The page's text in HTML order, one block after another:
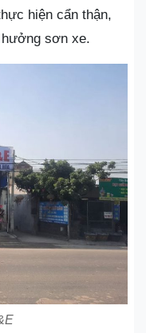
hiện cẩn thận,
hưởng sơn xe.